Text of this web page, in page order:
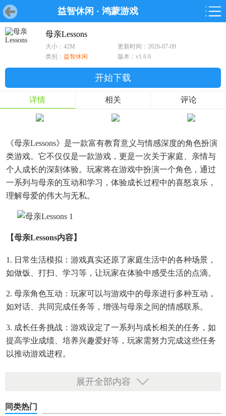
益智休闲 · 鸿蒙游戏
首页 游戏 软件
首页 游戏 软件 鸿蒙
游戏
鸿蒙
软件
母亲Lessons
大小：42M
更新时间：2026-07-09
类别： 益智休闲 版本：v1.6.0
开始下载
详情 相关 评论
《母亲Lessons》是一款富有教育意义与情感深度的角色扮演
类游戏。它不仅仅是一款游戏，更是一次关于家庭、亲情与
个人成长的深刻体验。玩家将在游戏中扮演一个角色，通过
一系列与母亲的互动和学习，体验成长过程中的喜怒哀乐，
理解母爱的伟大与无私。
【母亲Lessons内容】
1. 日常生活模拟：游戏真实还原了家庭生活中的各种场景，
如做饭、打扫、学习等，让玩家在体验中感受生活的点滴。
2. 母亲角色互动：玩家可以与游戏中的母亲进行多种互动，
如对话、共同完成任务等，增强与母亲之间的情感联系。
3. 成长任务挑战：游戏设定了一系列与成长相关的任务，如
提高学业成绩、培养兴趣爱好等，玩家需努力完成这些任务
以推动游戏进程。
择将直接影响与母亲的关系以及游戏的结局。
【母亲Lessons特色】
展开全部内容
同类热门